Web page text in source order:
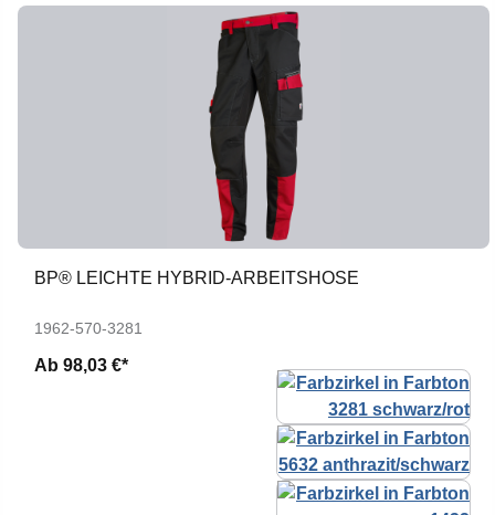
BP® LEICHTE HYBRID-ARBEITSHOSE
1962-570-3281
Ab 98,03 €*